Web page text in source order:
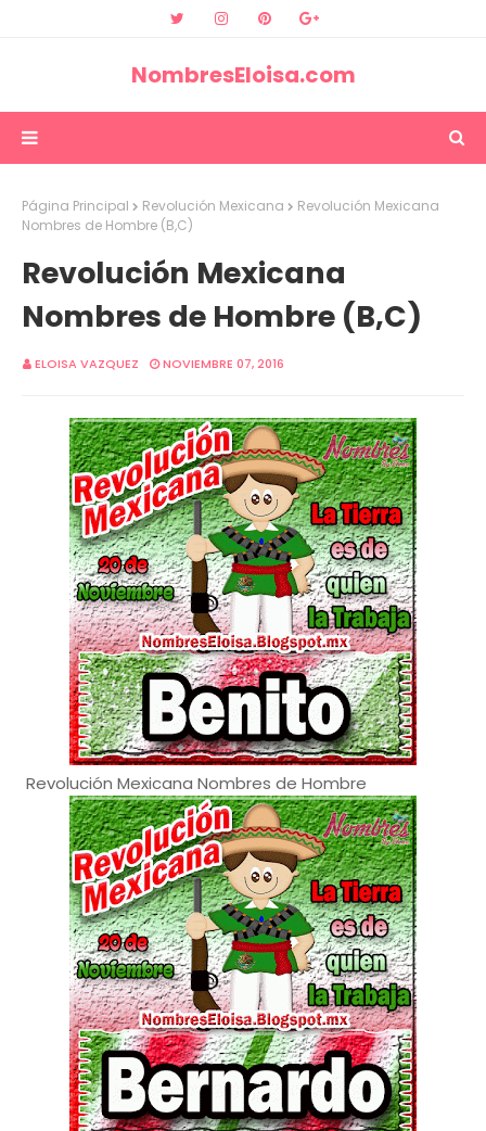
NombresEloisa.com
Página Principal Revolución Mexicana
Revolución Mexicana
Nombres de Hombre (B,C)
Revolución Mexicana
Nombres de Hombre (B,C)
ELOISA VAZQUEZ NOVIEMBRE 07, 2016
Revolución Mexicana Nombres de Hombre